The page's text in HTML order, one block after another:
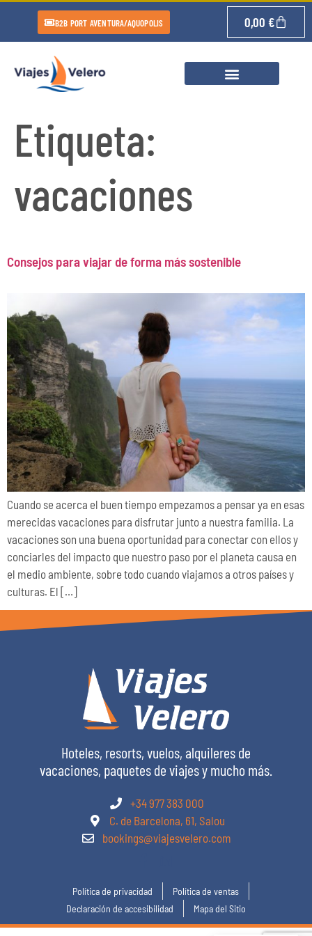
B2B PORT AVENTURA/AQUOPOLIS 0,00 €
Etiqueta:
vacaciones
Consejos para viajar de forma más sostenible
Cuando se acerca el buen tiempo empezamos a pensar ya en esas
merecidas vacaciones para disfrutar junto a nuestra familia. La
vacaciones son una buena oportunidad para conectar con ellos y
conciarles del impacto que nuestro paso por el planeta causa en
el medio ambiente, sobre todo cuando viajamos a otros países y
culturas. El […]
Hoteles, resorts, vuelos, alquileres de
vacaciones, paquetes de viajes y mucho más.
+34 977 383 000
C. de Barcelona, 61, Salou
bookings@viajesvelero.com
Política de privacidad
Política de ventas
Declaración de accesibilidad
Mapa del Sitio